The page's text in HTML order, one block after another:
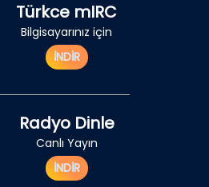
Türkce mIRC
Bilgisayarınız için
İNDİR
Radyo Dinle
Canlı Yayın
İNDİR